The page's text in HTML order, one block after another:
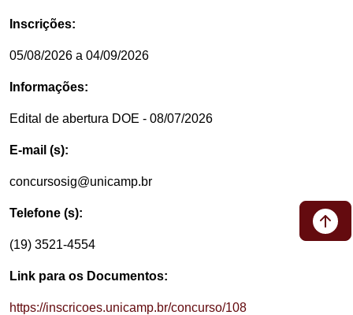
Inscrições:
05/08/2026 a 04/09/2026
Informações:
Edital de abertura DOE - 08/07/2026
E-mail (s):
concursosig@unicamp.br
Telefone (s):
(19) 3521-4554
Link para os Documentos:
https://inscricoes.unicamp.br/concurso/108